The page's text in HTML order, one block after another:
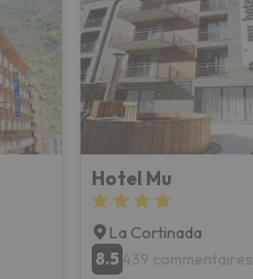
Hotel Mu
La Cortinada
8.5 439 commentaires